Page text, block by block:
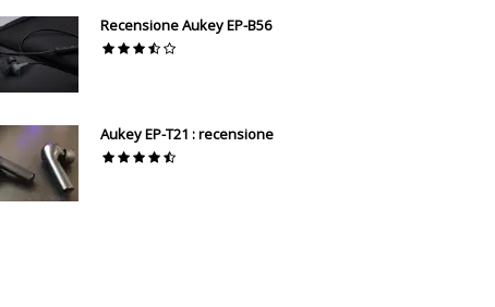
Recensione Aukey EP-B56
Aukey EP-T21 : recensione